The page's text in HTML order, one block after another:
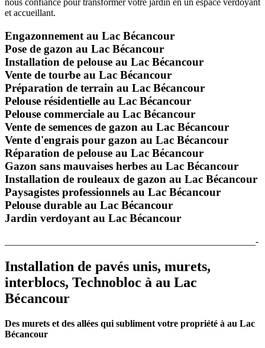
nous confiance pour transformer votre jardin en un espace verdoyant
et accueillant.
Engazonnement au Lac Bécancour
Pose de gazon au Lac Bécancour
Installation de pelouse au Lac Bécancour
Vente de tourbe au Lac Bécancour
Préparation de terrain au Lac Bécancour
Pelouse résidentielle au Lac Bécancour
Pelouse commerciale au Lac Bécancour
Vente de semences de gazon au Lac Bécancour
Vente d'engrais pour gazon au Lac Bécancour
Réparation de pelouse au Lac Bécancour
Gazon sans mauvaises herbes au Lac Bécancour
Installation de rouleaux de gazon au Lac Bécancour
Paysagistes professionnels au Lac Bécancour
Pelouse durable au Lac Bécancour
Jardin verdoyant au Lac Bécancour
_____________________________________________________-
Installation de pavés unis, murets,
interblocs, Technobloc à au Lac
Bécancour
Des murets et des allées qui subliment votre propriété à au Lac
Bécancour